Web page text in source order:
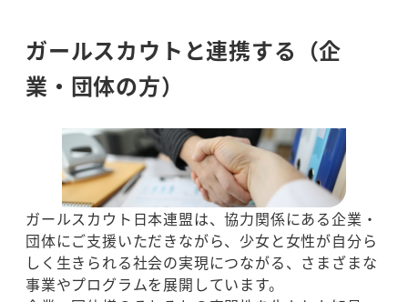
ガールスカウトと連携する（企
業・団体の方）
ガールスカウト日本連盟は、協力関係にある企業・
団体にご支援いただきながら、少女と女性が自分ら
しく生きられる社会の実現につながる、さまざまな
事業やプログラムを展開しています。